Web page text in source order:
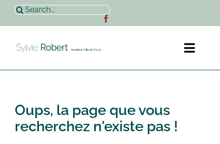
Passer
contenu
Rechercher:
Sylvie Robert
Oups, la page que vous
recherchez n'existe pas !